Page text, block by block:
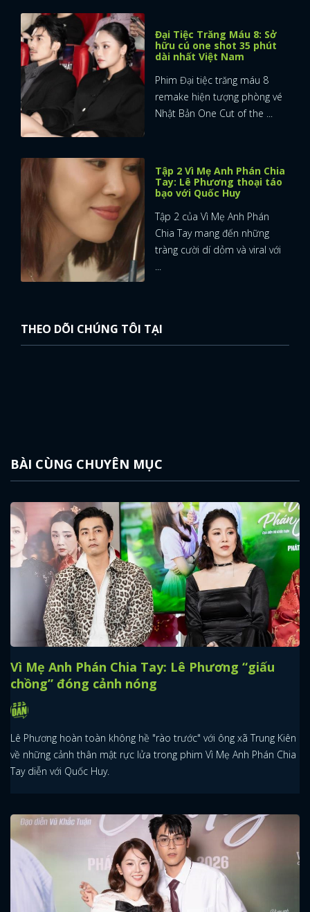
Đại Tiệc Trăng Máu 8: Sở
hữu cú one shot 35 phút
dài nhất Việt Nam
Phim Đại tiệc trăng máu 8
remake hiện tượng phòng vé
Nhật Bản One Cut of the ...
Tập 2 Vì Mẹ Anh Phán Chia
Tay: Lê Phương thoại táo
bạo với Quốc Huy
Tập 2 của Vì Mẹ Anh Phán
Chia Tay mang đến những
tràng cười dí dỏm và viral với
THEO DÕI CHÚNG TÔI TẠI
BÀI CÙNG CHUYÊN MỤC
Vì Mẹ Anh Phán Chia Tay: Lê Phương “giấu
chồng” đóng cảnh nóng
Lê Phương hoàn toàn không hề "rào trước" với ông xã Trung Kiên
về những cảnh thân mật rực lửa trong phim Vì Mẹ Anh Phán Chia
Tay diễn với Quốc Huy.